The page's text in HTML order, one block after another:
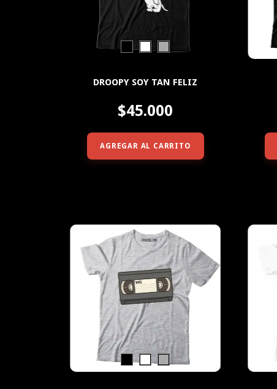
DROOPY SOY TAN FELIZ
$45.000
AGREGAR AL CARRITO